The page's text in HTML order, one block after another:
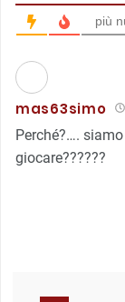
più
mas63simo
Perché?….
giocare??????